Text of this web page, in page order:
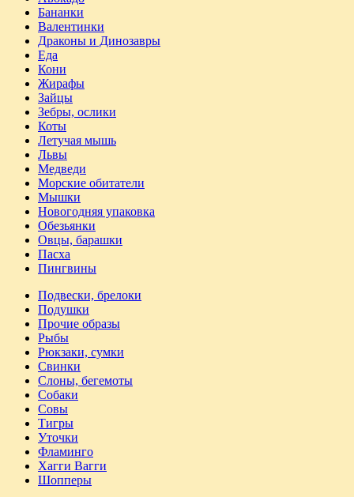
Бананки
Валентинки
Драконы и Динозавры
Еда
Кони
Жирафы
Зайцы
Зебры, ослики
Коты
Летучая мышь
Львы
Медведи
Морские обитатели
Мышки
Новогодняя упаковка
Обезьянки
Овцы, барашки
Пасха
Пингвины
Подвески, брелоки
Подушки
Прочие образы
Рыбы
Рюкзаки, сумки
Свинки
Слоны, бегемоты
Собаки
Совы
Тигры
Уточки
Фламинго
Хагги Вагги
Шопперы